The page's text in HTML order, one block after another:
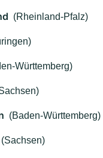
(Rheinland-Pfalz)
Württemberg)
(Baden-Württemberg)
(Sachsen)